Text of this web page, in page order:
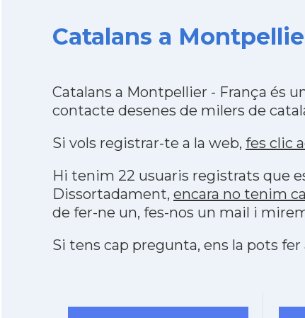
Catalans a
Catalans a Montpellier - França és
contacte desenes de milers de
Si vols registrar-te a la web, fes clic
Hi tenim 22 usuaris registrats que
Dissortadament, encara no tenim
de fer-ne un, fes-nos un mail i
Si tens cap pregunta, ens la pots fer